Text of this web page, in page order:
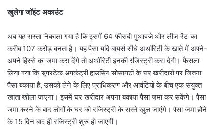
खुलेगा जॉइंट अकाउंट
अब यह रास्ता निकाला गया है कि इसमें 64 फीसदी मुआवजे और लीज रेंट का
करीब 107 करोड़ बनता है। यह पैसा यदि बायर्स सीधे अथॉरिटी के खाते में अपने-
अपने हिस्से का जमा करा देंगे तो अथॉरिटी इनकी रजिस्ट्री करा देगी। फैसला
लिया गया कि सुपरटेक अपकंट्री हाउसिंग सोसायटी के घर खरीदारों पर जितना
पैसा बकाया है, उसको लेने के लिए प्राधिकरण और आवंटियों के बीच एक संयुक्त
खाता खोला जाएगा। इसमें घर खरीदार अपना बकाया पैसा जमा कर सकेंगे। पैसा
जमा करने के बाद लोगों के घर की रजिस्ट्री के रास्ते खुल जाएंगे। पैसा जमा होने
के 15 दिन बाद ही रजिस्ट्री शुरू हो जाएगी।